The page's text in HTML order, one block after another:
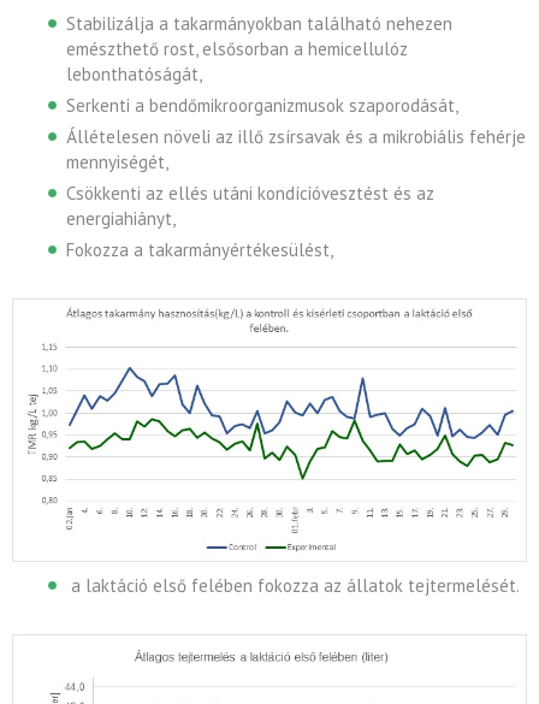
Stabilizálja a takarmányokban található nehezen
emészthető rost, elsősorban a hemicellulóz
lebonthatóságát,
Serkenti a bendőmikroorganizmusok szaporodását,
Állételesen növeli az illő zsírsavak és a mikrobiális fehérje
mennyiségét,
Csökkenti az ellés utáni kondícióvesztést és az
energiahiányt,
Fokozza a takarmányértékesülést,
a laktáció első felében fokozza az állatok tejtermelését.